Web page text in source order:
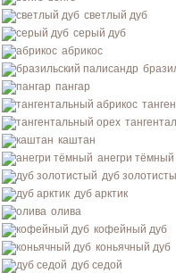
светлый дуб
серый дуб
абрикос
пангар
каштан
анегри тёмный
дуб
дуб арктик
олива
кофейный дуб
коньячный дуб
дуб седой